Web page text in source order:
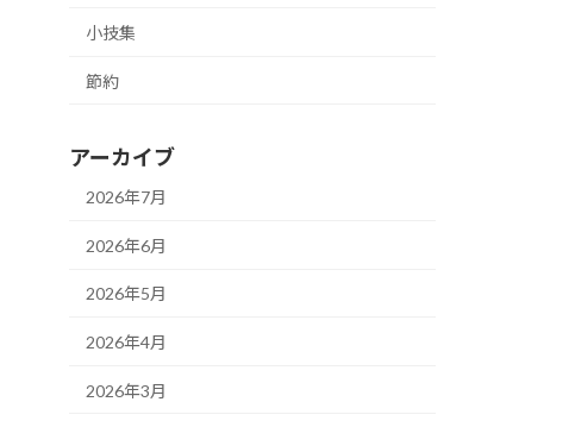
小技集
節約
アーカイブ
2026年7月
2026年6月
2026年5月
2026年4月
2026年3月